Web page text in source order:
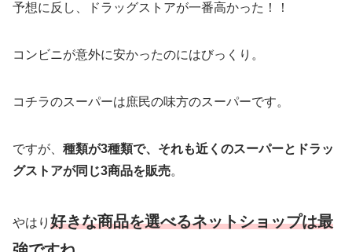
予想に反し、ドラッグストアが一番高かった！！
コンビニが意外に安かったのにはびっくり。
コチラのスーパーは庶民の味方のスーパーです。
ですが、 種類が3種類で、それも近くのスーパーとドラッ
グストアが同じ3商品を販売。
やはり 好きな商品を選べるネットショップは最